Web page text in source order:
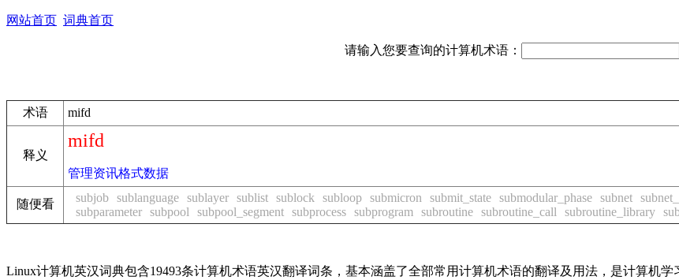
网站首页 词典首页
请输入您要查询的计算机术语：
术语 mifd
释义
mifd
管理资讯格式数据
随便看 subjob sublanguage sublayer sublist sublock subloop submicron submit_state submodular_phase subnet
subparameter subpool subpool_segment subprocess subprogram subroutine subroutine_call subroutine_library
Linux计算机英汉词典包含19493条计算机术语英汉翻译词条，基本涵盖了全部常用计算机术语的翻译及用法，是计算机学